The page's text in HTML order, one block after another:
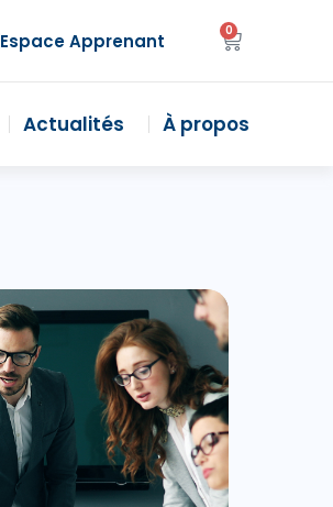
Espace Apprenant 0
Actualités À propos